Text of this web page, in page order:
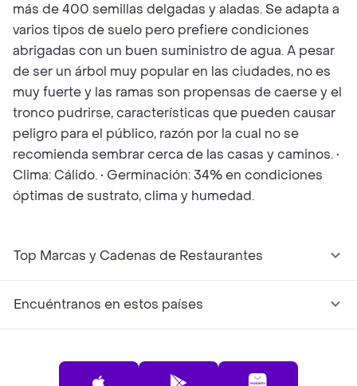
más de 400 semillas delgadas y aladas. Se adapta a
varios tipos de suelo pero prefiere condiciones
abrigadas con un buen suministro de agua. A pesar
de ser un árbol muy popular en las ciudades, no es
muy fuerte y las ramas son propensas de caerse y el
tronco pudrirse, características que pueden causar
peligro para el público, razón por la cual no se
recomienda sembrar cerca de las casas y caminos. •
Clima: Cálido. • Germinación: 34% en condiciones
óptimas de sustrato, clima y humedad.
Top Marcas y Cadenas de Restaurantes
Encuéntranos en estos países